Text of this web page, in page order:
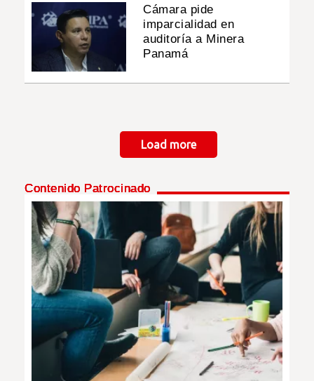
Cámara pide
imparcialidad en
auditoría a Minera
Panamá
Load more
Contenido Patrocinado